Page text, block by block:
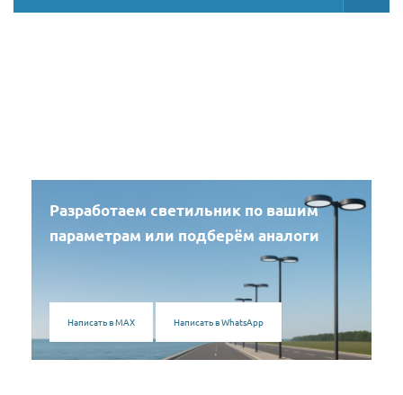
Разработаем светильник по вашим
параметрам или подберём аналоги
Написать в MAX Написать в WhatsApp